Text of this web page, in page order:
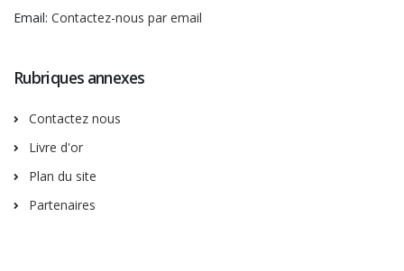
Email: Contactez-nous par email
Rubriques annexes
Contactez nous
Livre d'or
Plan du site
Partenaires